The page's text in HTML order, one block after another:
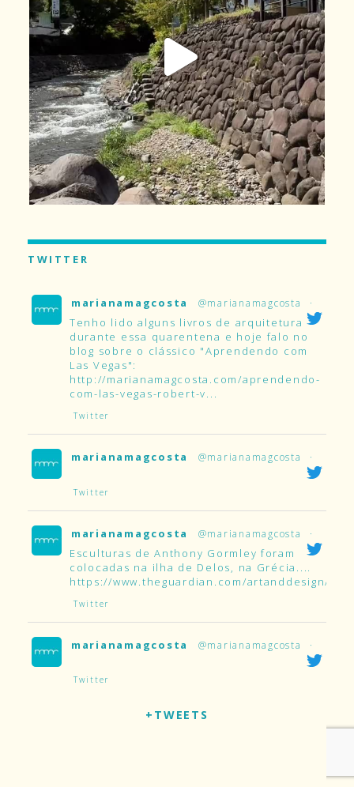
TWITTER
marianamagcosta @marianamagcosta ·
Tenho lido alguns livros de arquitetura
durante essa quarentena e hoje falo no
blog sobre o clássico "Aprendendo com
Las Vegas":
http://marianamagcosta.com/aprendendo-
com-las-vegas-robert-v...
Twitter
marianamagcosta @marianamagcosta ·
Twitter
marianamagcosta @marianamagcosta ·
Esculturas de Anthony Gormley foram
colocadas na ilha de Delos, na Grécia....
https://www.theguardian.com/artanddesign/
Twitter
marianamagcosta @marianamagcosta ·
Twitter
+TWEETS